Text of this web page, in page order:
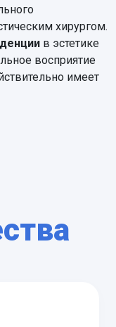
хирургом.
в эстетике
восприятие
имеет